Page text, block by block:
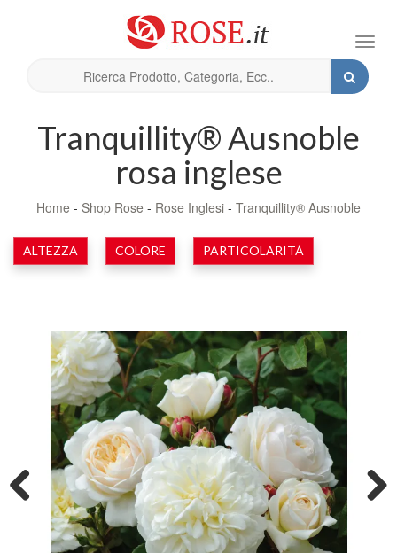
Tranquillity® Ausnoble
rosa inglese
Home - Shop Rose - Rose Inglesi - Tranquillity® Ausnoble
ALTEZZA COLORE PARTICOLARITÀ
Previous